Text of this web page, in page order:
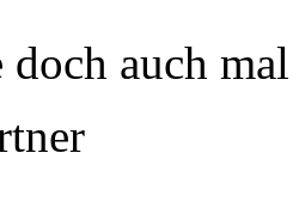
doch auch